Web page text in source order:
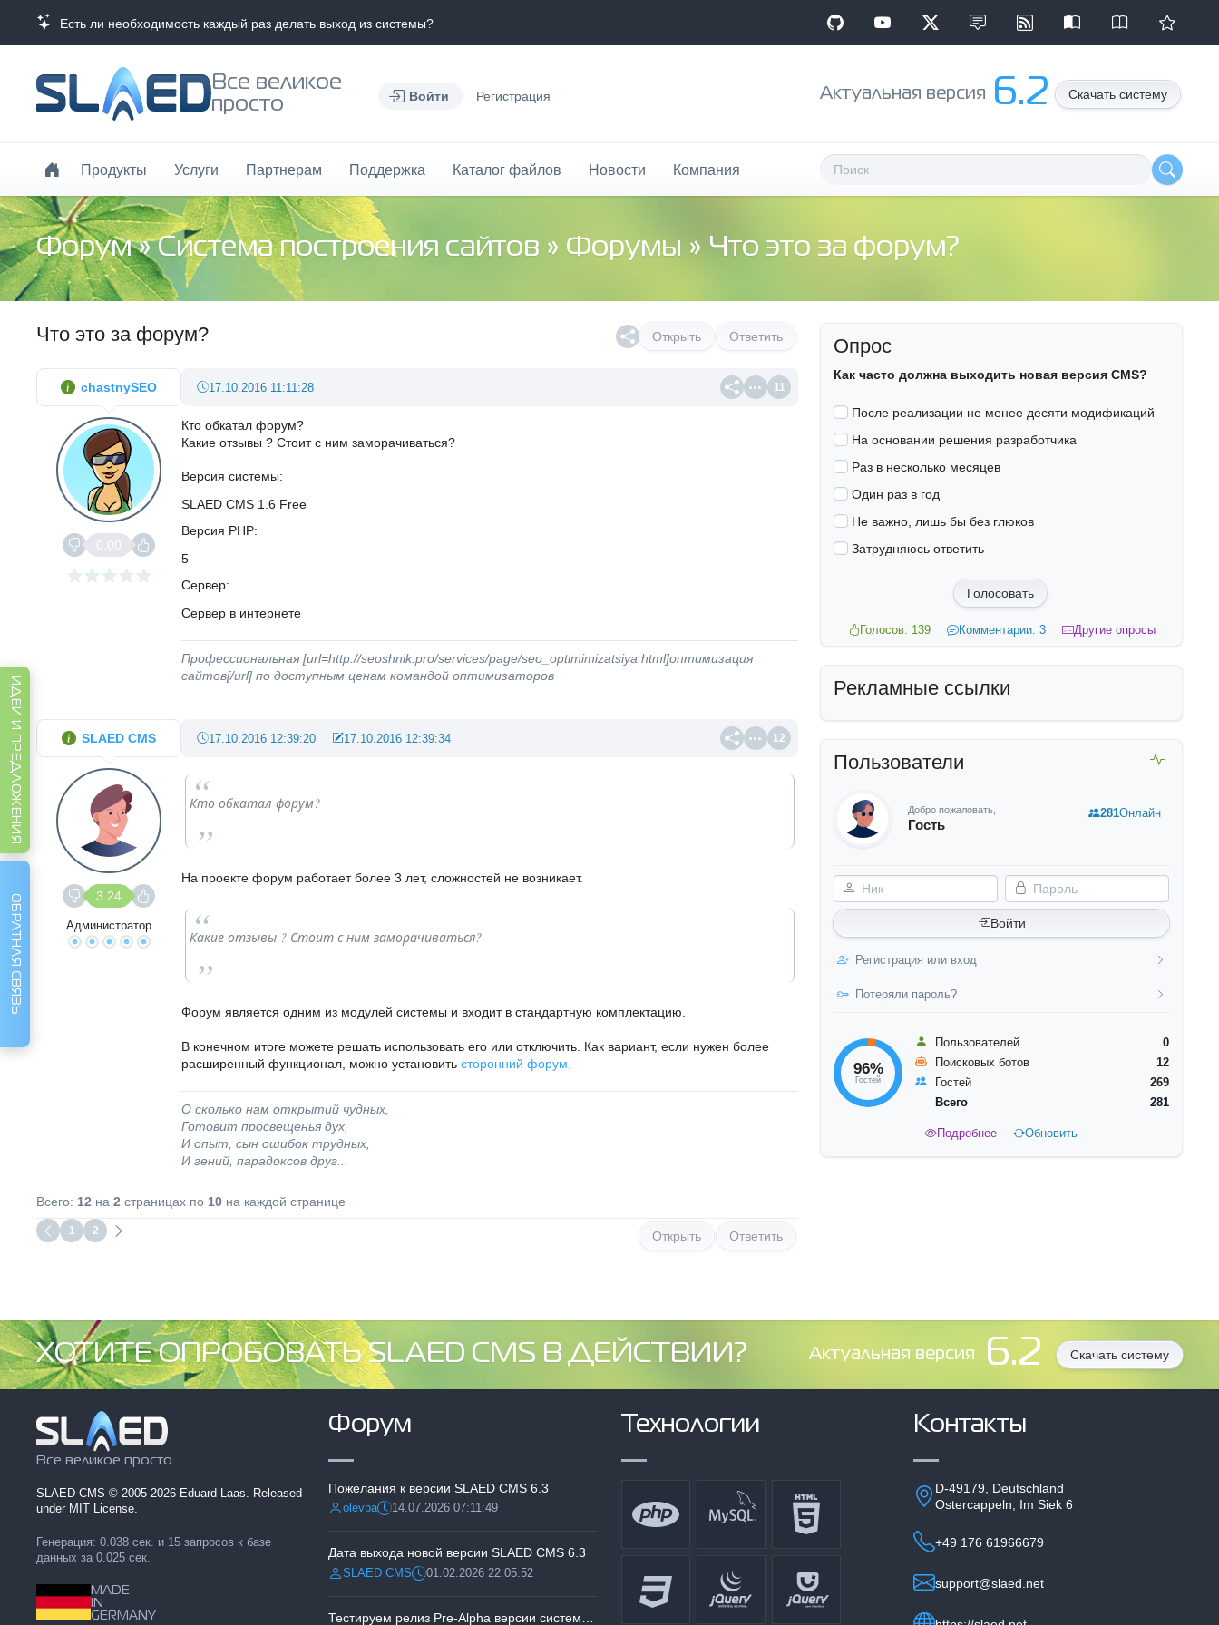
Есть ли необходимость каждый раз делать выход из системы?
Все великое
просто
Войти Регистрация Aктуальная версия 6.2 Скачать систему
Продукты Услуги Партнерам Поддержка Каталог файлов Новости Компания
Форум»Система построения сайтов » Форумы » Что это за форум?
Открыть Ответить
Что это за форум?
11
17.10.2016 11:11:28
Кто обкатал форум?
Какие отзывы ? Стоит с ним заморачиваться?
Версия системы
SLAED CMS 1.6 Free
Версия PHP
5
Сервер
Сервер в интернете
Профессиональная [url=http://seoshnik.pro/services/page/seo_optimimizatsiya.html]оптимизация
сайтов[/url] по доступным ценам командой оптимизаторов
chastnySEO
0.00
12
17.10.2016 12:39:20 17.10.2016 12:39:34
Кто обкатал форум?
На проекте форум работает более 3 лет, сложностей не возникает.
Какие отзывы ? Стоит с ним заморачиваться?
Форум является одним из модулей системы и входит в стандартную комплектацию.
В конечном итоге можете решать использовать его или отключить. Как вариант, если нужен более
расширенный функционал, можно установить сторонний форум.
О сколько нам открытий чудных,
Готовит просвещенья дух,
И опыт, сын ошибок трудных,
И гений, парадоксов друг...
SLAED CMS
3.24
Администратор
Всего: 12 на 2 страницах по 10 на каждой странице
1 2 Открыть Ответить
Опрос
Как часто должна выходить новая версия CMS?
После реализации не менее десяти модификаций
На основании решения разработчика
Раз в несколько месяцев
Один раз в год
Не важно, лишь бы без глюков
Затрудняюсь ответить
Голосовать
Голосов: 139 Комментарии: 3 Другие опросы
Рекламные ссылки
Пользователи
Добро пожаловать,
Гость
Ник Пароль
Войти
Регистрация или вход
Потеряли пароль?
281Онлайн
96%
Гостей
Пользователей
0
Поисковых ботов
12
Гостей
269
Всего
281
Подробнее Обновить
ХОТИТЕ ОПРОБОВАТЬ SLAED CMS В ДЕЙСТВИИ? Aктуальная версия 6.2 Скачать систему
Все великое просто
SLAED CMS © 2005-2026 Eduard Laas. Released
under MIT License.
Генерация: 0.038 сек. и 15 запросов к базе
данных за 0.025 сек.
MADE
IN
GERMANY
Форум
Пожелания к версии SLAED CMS 6.3
Разместил:
olevpaДата:14.07.2026 07:11:49
Дата выхода новой версии SLAED CMS 6.3
Разместил:
SLAED CMSДата:01.02.2026 22:05:52
Технологии Контакты
D-49179, Deutschland
Ostercappeln, Im Siek 6
+49 176 61966679
support@slaed.net
ИДЕИ И ПРЕДЛОЖЕНИЯ
ОБРАТНАЯ СВЯЗЬ